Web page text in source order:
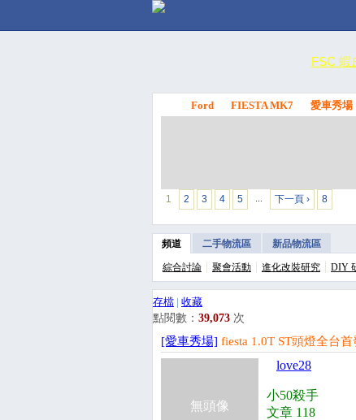
FSC 蝦
Ford FIESTA MK7 愛車秀場
1 2 3 4 5 … 下一頁 › 8
頻道 二手物流區 新品物流區
綜合討論 聚會活動 進化改裝研究 DIY
存檔 | 收藏
點閱數： 39,073 次
[愛車秀場] fiesta 1.0T ST頭燈全台
無頭像
love28
小50殺手
文章 118